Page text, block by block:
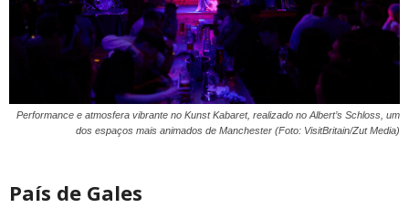
Performance e atmosfera vibrante no Kunst Kabaret, realizado no Albert’s Schloss, um
dos espaços mais animados de Manchester (Foto: VisitBritain/Zut Media)
País de Gales